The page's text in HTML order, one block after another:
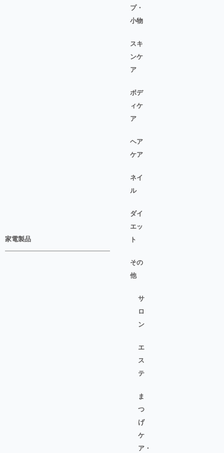
家電製品
プ・
小物
スキ
ンケ
ア
ボデ
ィケ
ア
ヘア
ケア
ネイ
ル
ダイ
エッ
ト
その
他
サ
ロ
ン
エ
ス
テ
ま
つ
げ
ケ
ア・